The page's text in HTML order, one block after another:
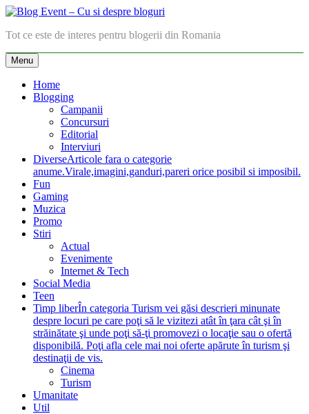
Skip
content
Blog Event – Cu si despre bloguri
Tot ce este de interes pentru blogerii din Romania
Menu
Home
Blogging
Campanii
Concursuri
Editorial
Interviuri
DiverseArticole fara o categorie
anume.Virale,imagini,ganduri,pareri orice posibil si imposibil.
Fun
Gaming
Muzica
Promo
Stiri
Actual
Evenimente
Internet & Tech
Social Media
Teen
Timp liberÎn categoria Turism vei găsi descrieri minunate
despre locuri pe care poţi să le vizitezi atât în ţara cât şi în
străinătate şi unde poţi să-ţi promovezi o locaţie sau o ofertă
disponibilă. Poţi afla cele mai noi oferte apărute în turism şi
destinaţii de vis.
Cinema
Turism
Umanitate
Util